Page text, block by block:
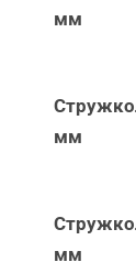
мм
мм
мм